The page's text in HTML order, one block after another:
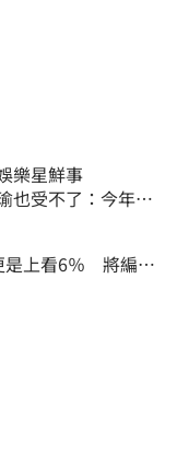
樂星鮮事
受不了：今年剩4
是上看6％ 將編入